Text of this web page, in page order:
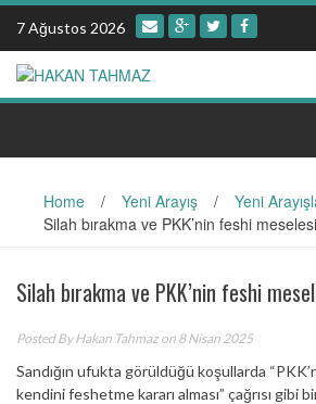
Skip
content
7 Ağustos 2026
Home / Yeni Arayış / Yeni
Silah bırakma ve PKK’nin feshi
Silah bırakma ve PKK’nin feshi
Posted ByHakan Tahmazon 8 Nisan 2025
Sandığın ufukta görüldüğü koşullarda
kendini feshetme kararı alması” çağrısı gibi